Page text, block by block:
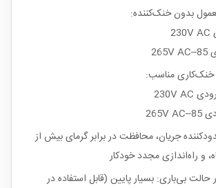
بدون خنک‌کننده:
خنک‌کاری مناسب:
جریان، محافظت در برابر گرمای بیش از
و راه‌اندازی مجدد خودکار
بی‌باری: بسیار پایین (قابل استفاده در